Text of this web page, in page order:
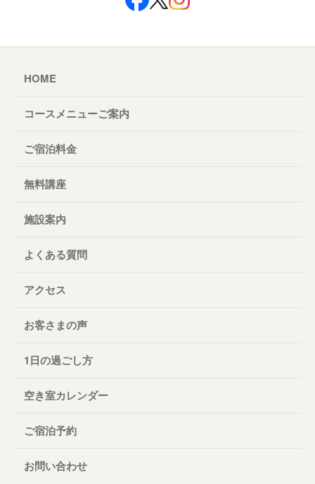
HOME
コースメニューご案内
ご宿泊料金
無料講座
施設案内
よくある質問
アクセス
お客さまの声
1日の過ごし方
空き室カレンダー
ご宿泊予約
お問い合わせ